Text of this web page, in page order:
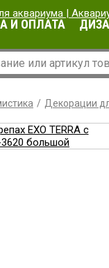
И ОПЛАТА
Декорации